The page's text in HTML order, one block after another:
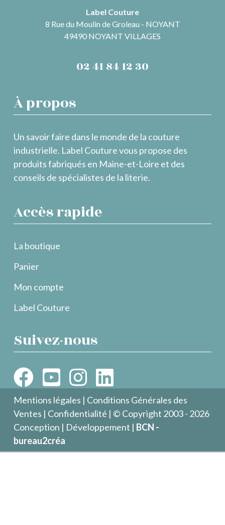
Label Couture
8 Rue du Moulin de Groleau - NOYANT
49490 NOYANT VILLAGES
02 41 84 12 30
À propos
Un savoir faire dans le monde de la couture
industrielle. Label Couture vous propose des
produits fabriqués en Maine-et-Loire et des
conseils de spécialistes de la literie.
Accès rapide
La boutique
Panier
Mon compte
Label Couture
Suivez-nous
Mentions légales | Conditions Générales des
Ventes | Confidentialité | © Copyright 2003 - 2026
Conception | Développement | BCN -
bureau2créa